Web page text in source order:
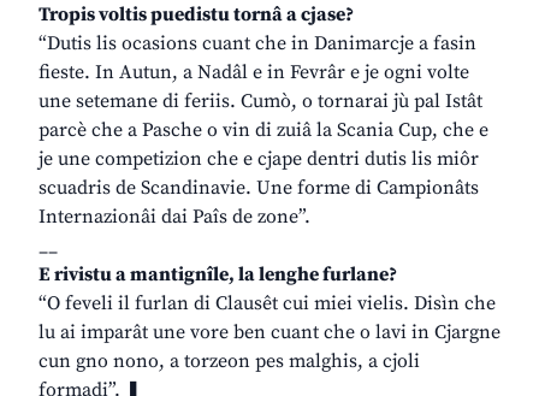
Tropis voltis puedistu tornâ a cjase?
“Dutis lis ocasions cuant che in Danimarcje a fasin
fieste. In Autun, a Nadâl e in Fevrâr e je ogni volte
une setemane di feriis. Cumò, o tornarai jù pal Istât
parcè che a Pasche o vin di zuiâ la Scania Cup, che e
je une competizion che e cjape dentri dutis lis miôr
scuadris de Scandinavie. Une forme di Campionâts
Internazionâi dai Paîs de zone”.
__
E rivistu a mantignîle, la lenghe furlane?
“O feveli il furlan di Clausêt cui miei vielis. Disìn che
lu ai imparât une vore ben cuant che o lavi in Cjargne
cun gno nono, a torzeon pes malghis, a cjoli
formadi”. ❚